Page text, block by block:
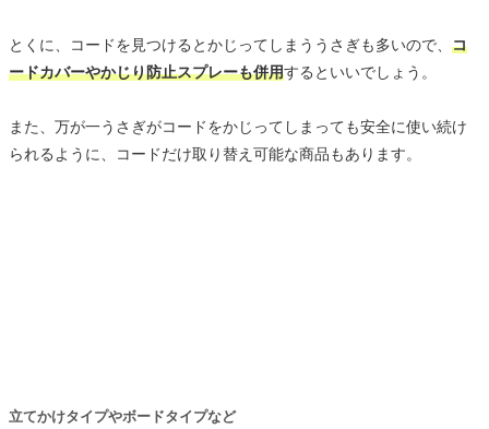
とくに、コードを見つけるとかじってしまううさぎも多いので、 コ
ードカバーやかじり防止スプレーも併用するといいでしょう。
また、万が一うさぎがコードをかじってしまっても安全に使い続け
られるように、コードだけ取り替え可能な商品もあります。
立てかけタイプやボードタイプなど